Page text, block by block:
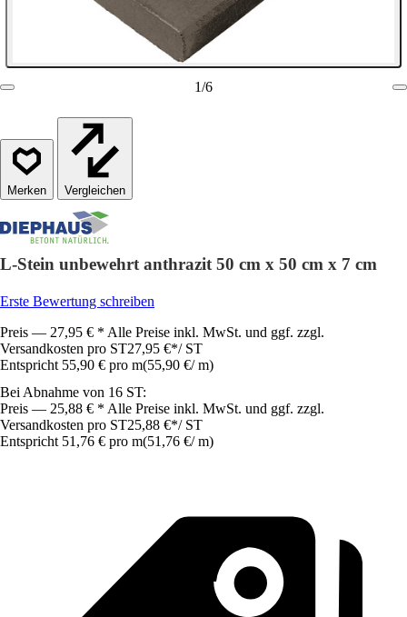
1/6
Vergleichen
L-Stein unbewehrt anthrazit 50 cm x 50 cm x 7 cm
Erste Bewertung schreiben
Preis — 27,95 € * Alle Preise inkl. MwSt. und ggf. zzgl.
Versandkosten pro ST27,95 €*/ ST
Entspricht 55,90 € pro m(55,90 €/ m)
Bei Abnahme von 16 ST:
Preis — 25,88 € * Alle Preise inkl. MwSt. und ggf. zzgl.
Versandkosten pro ST25,88 €*/ ST
Entspricht 51,76 € pro m(51,76 €/ m)